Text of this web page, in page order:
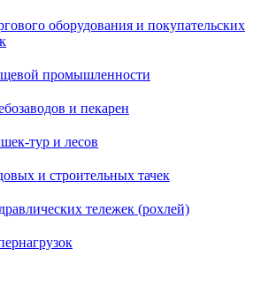
оборудования и покупательских
промышленности
и пекарен
тур и лесов
и строительных тачек
тележек (рохлей)